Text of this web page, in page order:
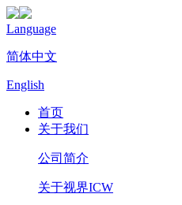
Language
简体中文
English
首页
关于我们
公司简介
关于视界ICW